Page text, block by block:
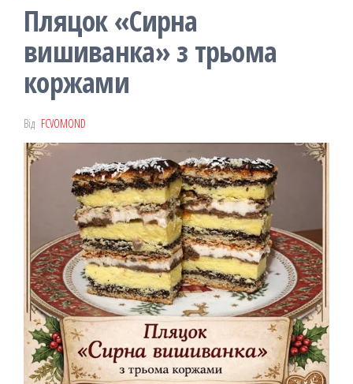
Пляцок «Сирна
вишиванка» з трьома
коржами
Від FCVOMOND